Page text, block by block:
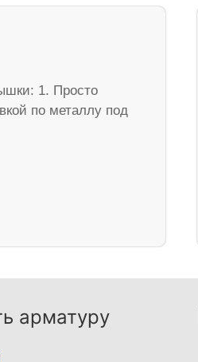
1. Просто
по металлу под
арматуру